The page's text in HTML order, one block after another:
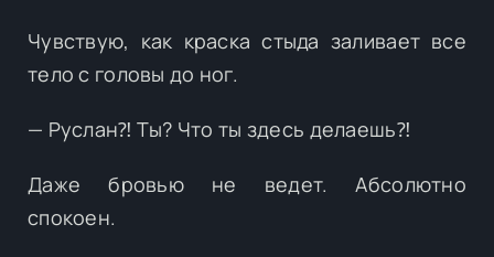
Чувствую, как краска стыда заливает все
тело с головы до ног.
— Руслан⁈ Ты? Что ты здесь делаешь⁈
Даже бровью не ведет. Абсолютно
спокоен.